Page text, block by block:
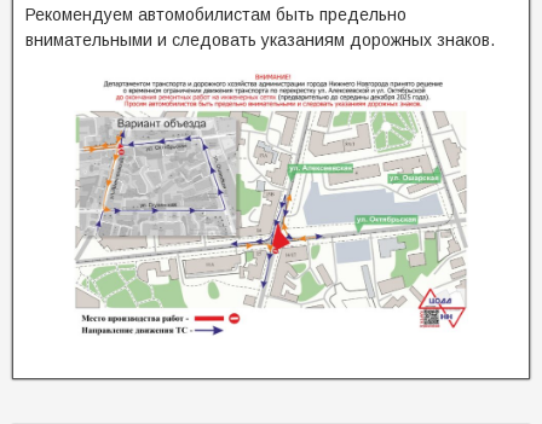
Рекомендуем автомобилистам быть предельно
внимательными и следовать указаниям дорожных знаков.